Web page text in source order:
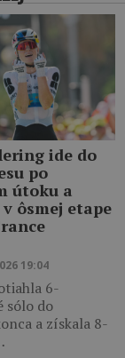
ide do
po
útoku a
ôsmej etape
19:04
6-
sólo do
a získala 8-